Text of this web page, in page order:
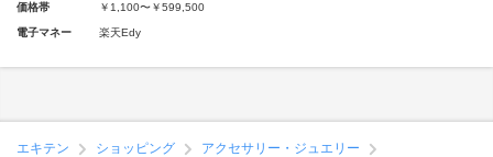
価格帯
￥1,100〜￥599,500
電子マネー 楽天Edy
エキテン ショッピング
アクセサリー・ジュエリー